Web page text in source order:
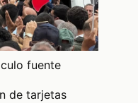
fuente
de tarjetas